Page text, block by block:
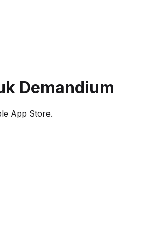
Demandium
App Store.